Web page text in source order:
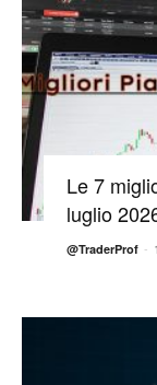
Le 7
luglio
@TraderProf -